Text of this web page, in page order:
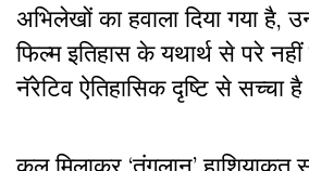
अभिलेखों का हवाला दिया गया है,
फिल्म इतिहास के यथार्थ से परे
नॅरेटिव ऐतिहासिक दृष्टि से सच्चा